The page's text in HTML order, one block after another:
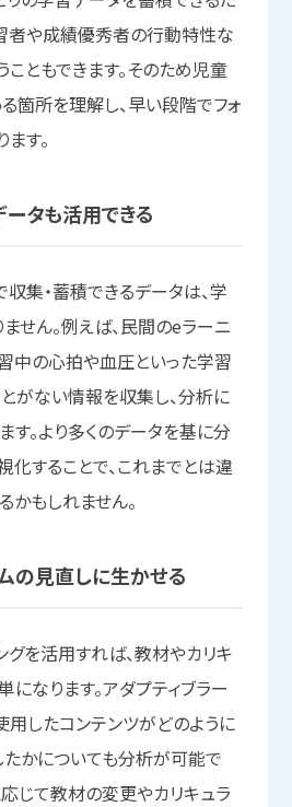
者や成績優秀者の行動特性な
こともできます。そのため児童
箇所を理解し、早い段階でフォ
す。
ータも活用できる
集・蓄積できるデータは、学
せん。例えば、民間のeラーニ
中の心拍や血圧といった学習
がない情報を収集し、分析に
す。より多くのデータを基に分
化することで、これまでとは違
かもしれません。
の見直しに生かせる
グを活用すれば、教材やカリキ
になります。アダプティブラー
用したコンテンツがどのように
かについても分析が可能で
応じて教材の変更やカリキュラ